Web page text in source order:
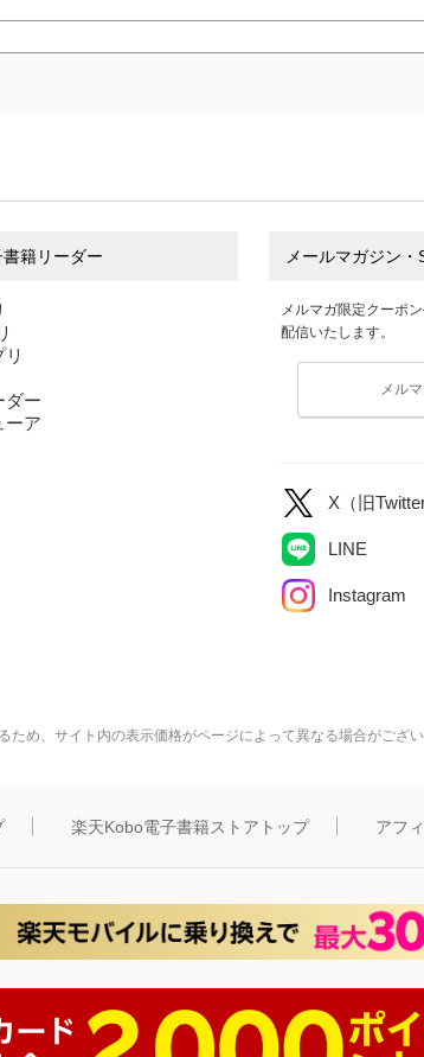
籍リーダー
ダー
ーア
メールマガジン・
メルマガ限定クーポ
配信いたします。
メル
X（旧Twitter
LINE
Instagram
ため、サイト内の表示価格がページによって異なる場合がござ
楽天Kobo電子書籍ストアトップ アフ